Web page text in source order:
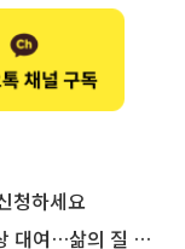
청하세요
…삶의 질 높인다